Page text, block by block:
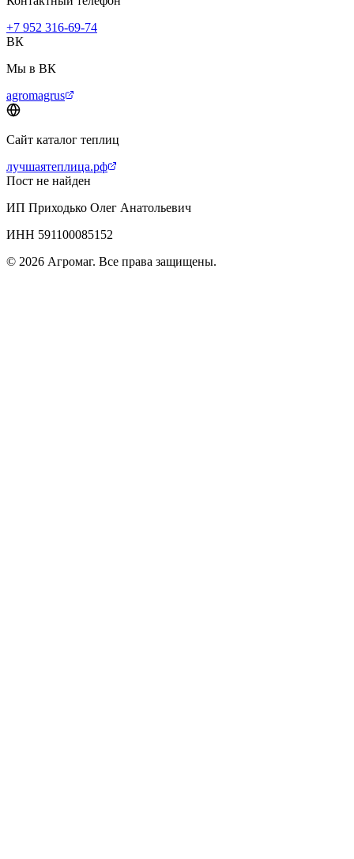
+7 952 316-69-74
ВК
Мы в ВК
agromagrus
Сайт каталог теплиц
лучшаятеплица.рф
Пост не найден
ИП Приходько Олег Анатольевич
ИНН 591100085152
© 2026 Агромаг. Все права защищены.